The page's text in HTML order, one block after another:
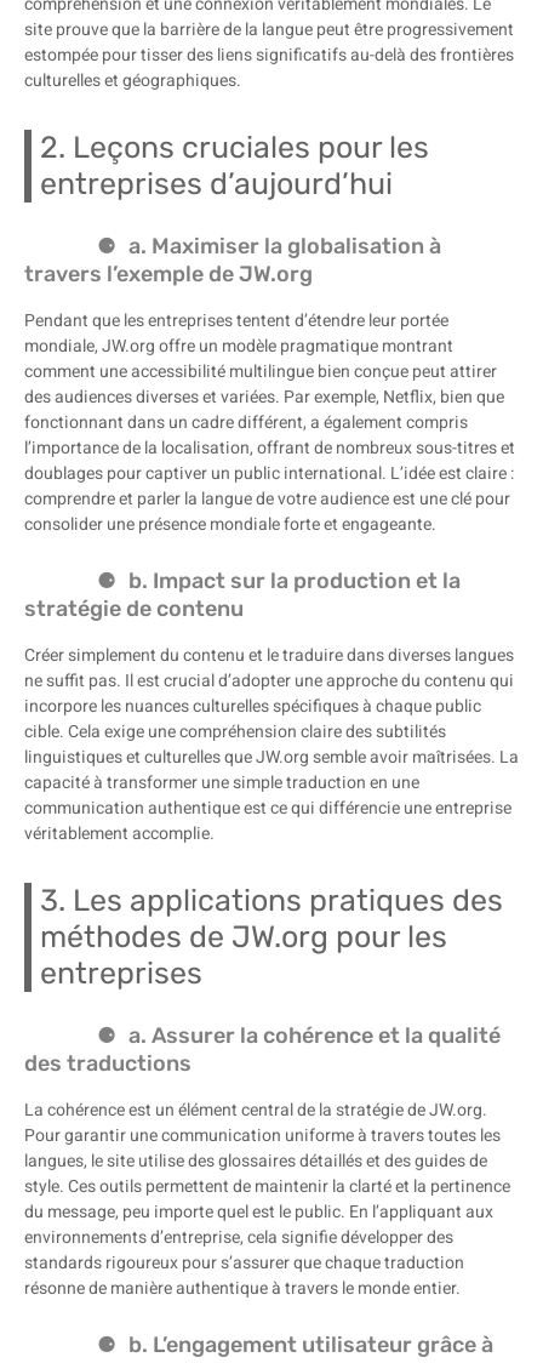
site prouve que la barrière de la langue peut être progressivement
estompée pour tisser des liens significatifs au-delà des frontières
culturelles et géographiques.
2. Leçons cruciales pour les
entreprises d’aujourd’hui
a. Maximiser la globalisation à
travers l’exemple de JW.org
Pendant que les entreprises tentent d’étendre leur portée
mondiale, JW.org offre un modèle pragmatique montrant
comment une accessibilité multilingue bien conçue peut attirer
des audiences diverses et variées. Par exemple, Netflix, bien que
fonctionnant dans un cadre différent, a également compris
l’importance de la localisation, offrant de nombreux sous-titres et
doublages pour captiver un public international. L’idée est claire :
comprendre et parler la langue de votre audience est une clé pour
consolider une présence mondiale forte et engageante.
b. Impact sur la production et la
stratégie de contenu
Créer simplement du contenu et le traduire dans diverses langues
ne suffit pas. Il est crucial d’adopter une approche du contenu qui
incorpore les nuances culturelles spécifiques à chaque public
cible. Cela exige une compréhension claire des subtilités
linguistiques et culturelles que JW.org semble avoir maîtrisées. La
capacité à transformer une simple traduction en une
communication authentique est ce qui différencie une entreprise
véritablement accomplie.
3. Les applications pratiques des
méthodes de JW.org pour les
entreprises
a. Assurer la cohérence et la qualité
des traductions
La cohérence est un élément central de la stratégie de JW.org.
Pour garantir une communication uniforme à travers toutes les
langues, le site utilise des glossaires détaillés et des guides de
style. Ces outils permettent de maintenir la clarté et la pertinence
du message, peu importe quel est le public. En l’appliquant aux
environnements d’entreprise, cela signifie développer des
standards rigoureux pour s’assurer que chaque traduction
résonne de manière authentique à travers le monde entier.
b. L’engagement utilisateur grâce à